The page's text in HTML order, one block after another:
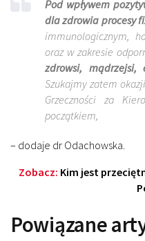
Pod wpływem
dla zdrowia procesy
immunologicznym,
oraz w zakresie
zdrowsi,
Szukajmy zatem
Grzeczności za
początkiem,
– dodaje dr Odachowska.
Zobacz: Kim jest
Powiązane